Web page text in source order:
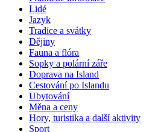
Lidé
Jazyk
Tradice a svátky
Dějiny
Fauna a flóra
Sopky a polární záře
Doprava na Island
Cestování po Islandu
Ubytování
Měna a ceny
Hory, turistika a další aktivity
Sport